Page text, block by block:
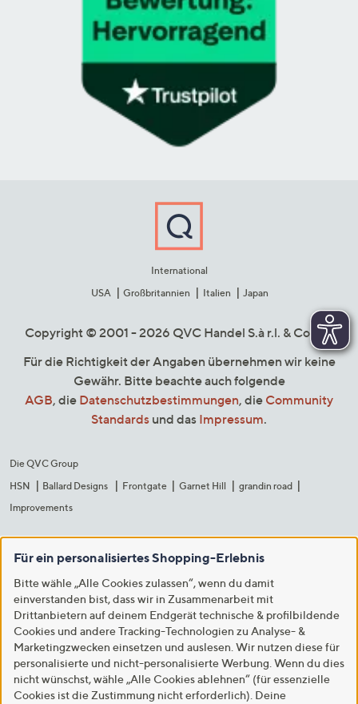
International
USA
Großbritannien Italien Japan
Copyright © 2001 - 2026 QVC Handel S.à r.l. & Co. KG
Für die Richtigkeit der Angaben übernehmen wir keine
Gewähr. Bitte beachte auch folgende
AGB, die Datenschutzbestimmungen, die Community
Standards und das Impressum.
Die QVC Group
HSN
Ballard Designs Frontgate Garnet Hill
grandin road
Improvements
Für ein personalisiertes Shopping-Erlebnis
Bitte wähle „Alle Cookies zulassen“, wenn du damit
einverstanden bist, dass wir in Zusammenarbeit mit
Drittanbietern auf deinem Endgerät technische & profilbildende
Cookies und andere Tracking-Technologien zu Analyse- &
Marketingzwecken einsetzen und auslesen. Wir nutzen diese für
personalisierte und nicht-personalisierte Werbung. Wenn du dies
nicht wünschst, wähle „Alle Cookies ablehnen“ (für essenzielle
Cookies ist die Zustimmung nicht erforderlich). Deine